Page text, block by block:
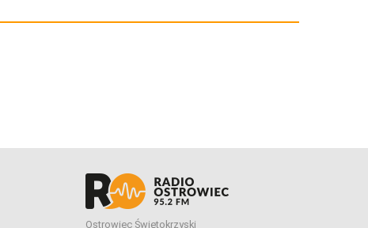
Ostrowiec Świętokrzyski